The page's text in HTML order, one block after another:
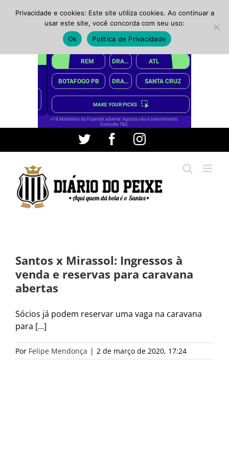
conteúdo
Twitter FacebookInstagram
Santos x Mirassol: Ingressos à
venda e reservas para caravana
abertas
Sócios já podem reservar uma vaga na caravana
para [...]
Por Felipe Mendonça | 2 de março de 2020, 17:24
Privacidade e cookies: Este site utiliza cookies. Ao continuar a
usar este site, você concorda com seu uso:
Ok
Política de Privacidade